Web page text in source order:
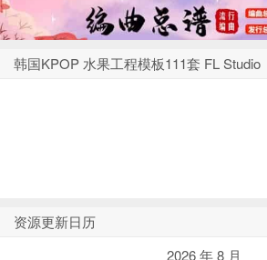
韩国KPOP 水果工程模板111套 FL Studio
资源更新日历
2026 年 8 月